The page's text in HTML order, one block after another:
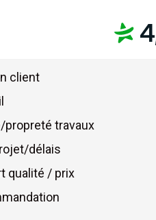
client
propreté travaux
délais
qualité / prix